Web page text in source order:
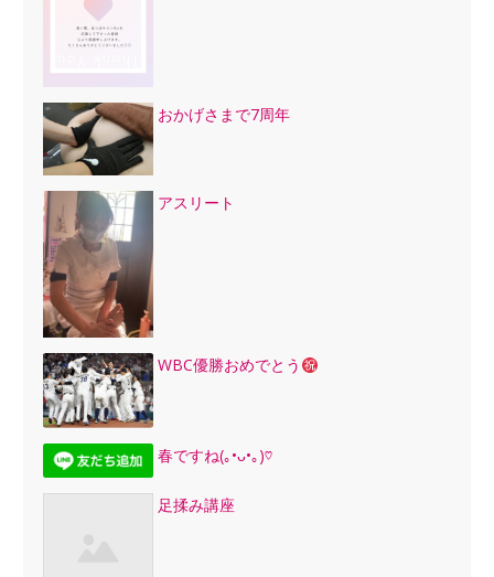
おかげさまで7周年
アスリート
WBC優勝おめでとう
春ですね(｡•ᴗ•｡)♡
足揉み講座